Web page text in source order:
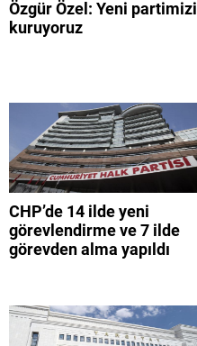
Özgür Özel: Yeni partimizi
kuruyoruz
CHP’de 14 ilde yeni
görevlendirme ve 7 ilde
görevden alma yapıldı